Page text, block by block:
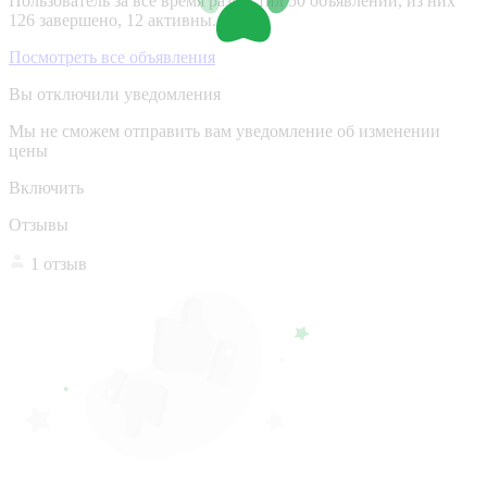
126 завершено, 12 активны.
Посмотреть все объявления
Вы отключили уведомления
Мы не сможем отправить вам уведомление об изменении
цены
Включить
Отзывы
1 отзыв